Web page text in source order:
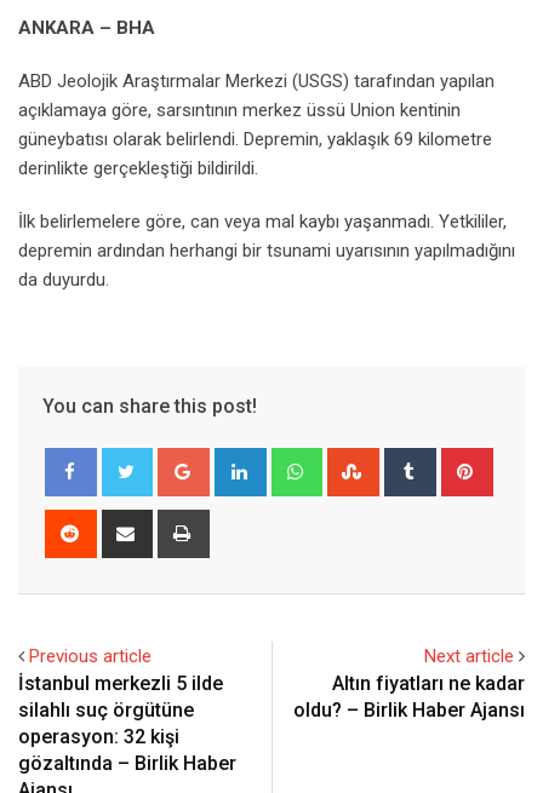
ANKARA – BHA
ABD Jeolojik Araştırmalar Merkezi (USGS) tarafından yapılan
açıklamaya göre, sarsıntının merkez üssü Union kentinin
güneybatısı olarak belirlendi. Depremin, yaklaşık 69 kilometre
derinlikte gerçekleştiği bildirildi.
İlk belirlemelere göre, can veya mal kaybı yaşanmadı. Yetkililer,
depremin ardından herhangi bir tsunami uyarısının yapılmadığını
da duyurdu.
You can share this post!
Google+ LinkedIn WhatsappStumbleUpon
Tumblr
Reddit
Share
Previous article
İstanbul merkezli 5 ilde
silahlı suç örgütüne
operasyon: 32 kişi
gözaltında – Birlik Haber
Next article
Altın fiyatları ne kadar
oldu? – Birlik Haber Ajansı